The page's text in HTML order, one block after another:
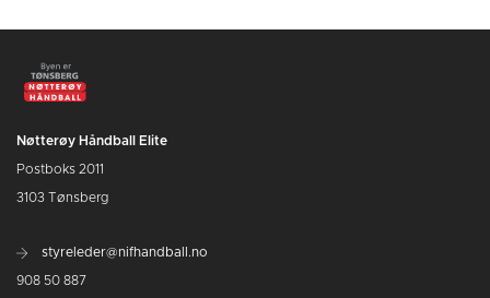
Nøtterøy Håndball Elite
Postboks 2011
3103 Tønsberg
styreleder@nifhandball.no
908 50 887